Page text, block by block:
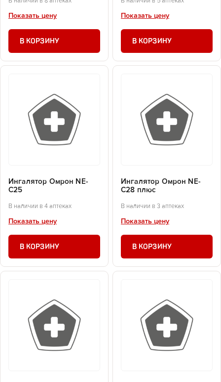
Показать цену
В КОРЗИНУ
Показать цену
В КОРЗИНУ
Ингалятор Омрон NE-
C25
В наличии в 4 аптеках
Показать цену
В КОРЗИНУ
Ингалятор Омрон NE-
C28 плюс
В наличии в 3 аптеках
Показать цену
В КОРЗИНУ